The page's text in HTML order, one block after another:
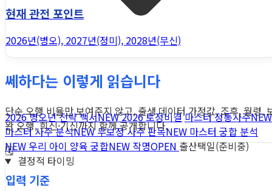
2026 병오년 전략 백서NEW2026 토정비결 마스터 정통사주NEW
마스터 사주 분석NEW 무보정 사주 판독NEW 마스터 궁합 분석
NEW우리 아이 양육 궁합NEW작명OPEN출산택일(준비중)
결정적 타이밍
현재 관전 포인트
2026년(병오), 2027년(정미), 2028년(무신)
쎄하다는 이렇게 읽습니다
단순 오행 비율만 보여주지 않고, 출생 데이터 가정값, 조후, 월령,
완 오행, 희신·기신까지 함께 공개합니다.
🗓️
입력 기준